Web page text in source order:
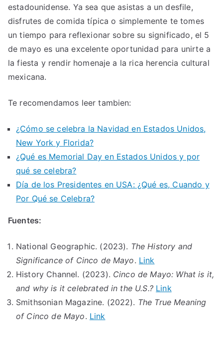
estadounidense. Ya sea que asistas a un desfile,
disfrutes de comida típica o simplemente te tomes
un tiempo para reflexionar sobre su significado, el 5
de mayo es una excelente oportunidad para unirte a
la fiesta y rendir homenaje a la rica herencia cultural
mexicana.
Te recomendamos leer tambien:
¿Cómo se celebra la Navidad en Estados Unidos,
New York y Florida?
¿Qué es Memorial Day en Estados Unidos y por
qué se celebra?
Día de los Presidentes en USA: ¿Qué es, Cuando y
Por Qué se Celebra?
Fuentes:
National Geographic. (2023). The History and
Significance of Cinco de Mayo. Link
History Channel. (2023). Cinco de Mayo: What is it,
and why is it celebrated in the U.S.? Link
Smithsonian Magazine. (2022). The True Meaning
of Cinco de Mayo. Link